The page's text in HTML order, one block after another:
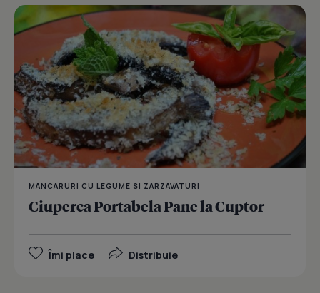
MANCARURI CU LEGUME SI ZARZAVATURI
Ciuperca Portabela Pane la Cuptor
Îmi place Distribuie